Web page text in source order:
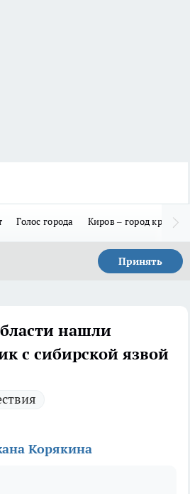
Голос города Киров – город
Принять
нашли
с сибирской язвой
Корякина